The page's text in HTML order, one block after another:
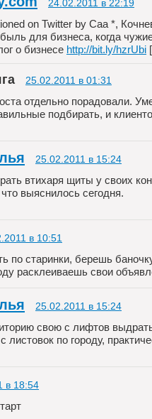
24.02.2011 в 22:19
on Twitter by Caa *,
для бизнеса, когда
о бизнесе http://bit.ly/hzrUbi
25.02.2011 в 01:31
отдельно порадовали.
подбирать, и
25.02.2011 в 15:24
втихаря щиты у своих
выяснилось сегодня.
в 10:51
по старинки, берешь
расклеиваешь свои
25.02.2011 в 15:24
свою с лифтов
листовок по городу,
в 18:54